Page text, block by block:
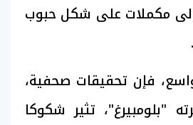
مكملات على شكل حبوب
فإن تحقيقات صحفية،
"بلومبيرغ"، تثير شكوكا